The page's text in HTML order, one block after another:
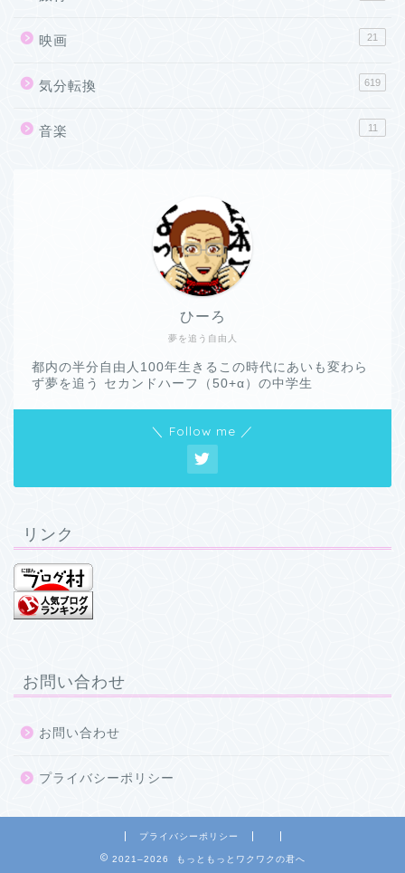
映画 21
気分転換 619
音楽 11
夢を追う自由人
ひーろ
都内の半分自由人100年生きるこの時代にあいも変わら
ず夢を追う セカンドハーフ（50+α）の中学生
＼ Follow me ／
リンク
お問い合わせ
お問い合わせ
プライバシーポリシー
プライバシーポリシー
2021–2026 もっともっとワクワクの君へ